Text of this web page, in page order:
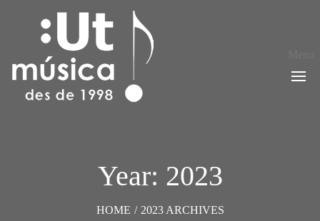
Year: 2023
HOME / 2023 ARCHIVES